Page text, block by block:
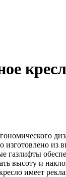
изготовлено из
газлифты
высоту и
имеет